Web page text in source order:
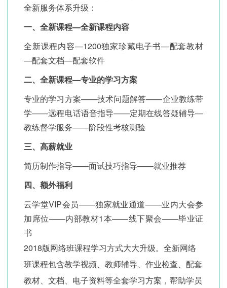
全新服务体系升级：
一、全新课程—全新课程内容
全新课程内容—1200独家珍藏电子书—配套教材
—配套文档—配套软件
二、全新课程—专业的学习方案
专业的学习方案——技术问题解答——企业教练带
学——远程电话语音指导——定期在线答疑辅导—
教练督学服务——阶段性考核测验
三、高薪就业
简历制作指导——面试技巧指导——就业推荐
四、额外福利
云学堂VIP会员——独家就业通道——业内大会参
加席位——内部教材1本——线下聚会——毕业证
书
2018版网络班课程学习方式大大升级。全新网络
班课程包含教学视频、教师辅导、作业检查、配套
教材、文档、电子资料等全套学习方案，帮助学员